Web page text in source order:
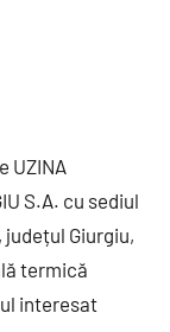
UZINA
S.A. cu sediul
Giurgiu,
termică
interesat